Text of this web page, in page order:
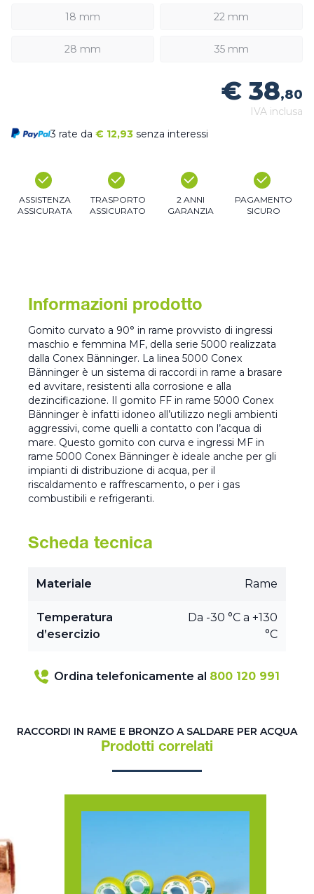
18 mm 22 mm
28 mm 35 mm
€ 38,80
IVA inclusa
3 rate da € 12,93 senza interessi
ASSISTENZA
ASSICURATA
TRASPORTO
ASSICURATO
2 ANNI
GARANZIA
PAGAMENTO
SICURO
Informazioni prodotto
Gomito curvato a 90° in rame provvisto di ingressi
maschio e femmina MF, della serie 5000 realizzata
dalla Conex Bänninger. La linea 5000 Conex
Bänninger è un sistema di raccordi in rame a brasare
ed avvitare, resistenti alla corrosione e alla
dezincificazione. Il gomito FF in rame 5000 Conex
Bänninger è infatti idoneo all’utilizzo negli ambienti
aggressivi, come quelli a contatto con l’acqua di
mare. Questo gomito con curva e ingressi MF in
rame 5000 Conex Bänninger è ideale anche per gli
impianti di distribuzione di acqua, per il
riscaldamento e raffrescamento, o per i gas
combustibili e refrigeranti.
Scheda tecnica
Materiale Rame
Temperatura
d’esercizio
Da -30 °C a +130
°C
Ordina telefonicamente al 800 120 991
RACCORDI IN RAME E BRONZO A SALDARE PER ACQUA
Prodotti correlati